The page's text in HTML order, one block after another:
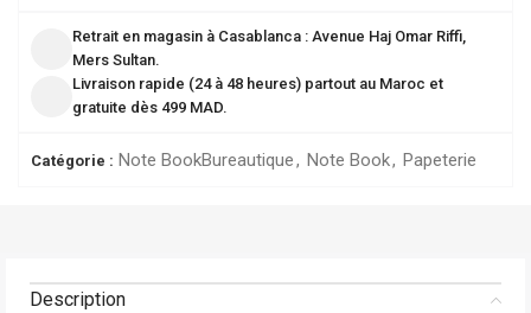
Retrait en magasin à Casablanca : Avenue Haj Omar Riffi,
Mers Sultan.
Livraison rapide (24 à 48 heures) partout au Maroc et
gratuite dès 499 MAD.
Catégorie : Note BookBureautique, Note Book, Papeterie
Description